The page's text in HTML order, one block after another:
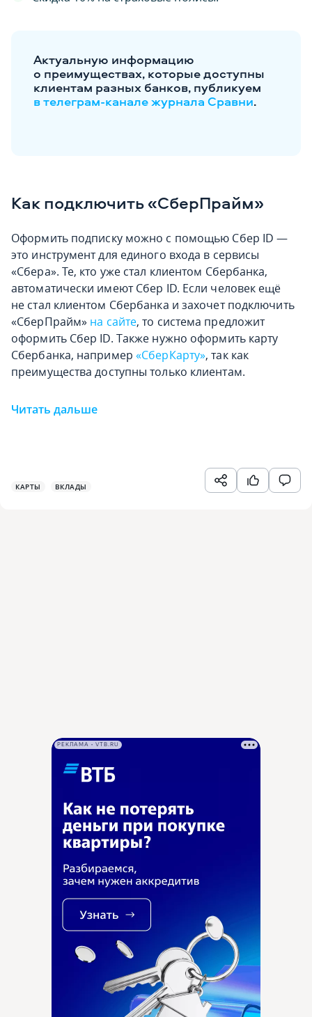
Актуальную информацию
о преимуществах, которые доступны
клиентам разных банков, публикуем
в телеграм-канале журнала Сравни.
Как подключить «СберПрайм»
Оформить подписку можно с помощью Сбер ID —
это инструмент для единого входа в сервисы
«Сбера». Те, кто уже стал клиентом Сбербанка,
автоматически имеют Сбер ID. Если человек ещё
не стал клиентом Сбербанка и захочет подключить
«СберПрайм» на сайте, то система предложит
оформить Сбер ID. Также нужно оформить карту
Сбербанка, например«СберКарту», так как
преимущества доступны только клиентам.
Читать дальше
КАРТЫ ВКЛАДЫ
РЕКЛАМА • VTB.RU